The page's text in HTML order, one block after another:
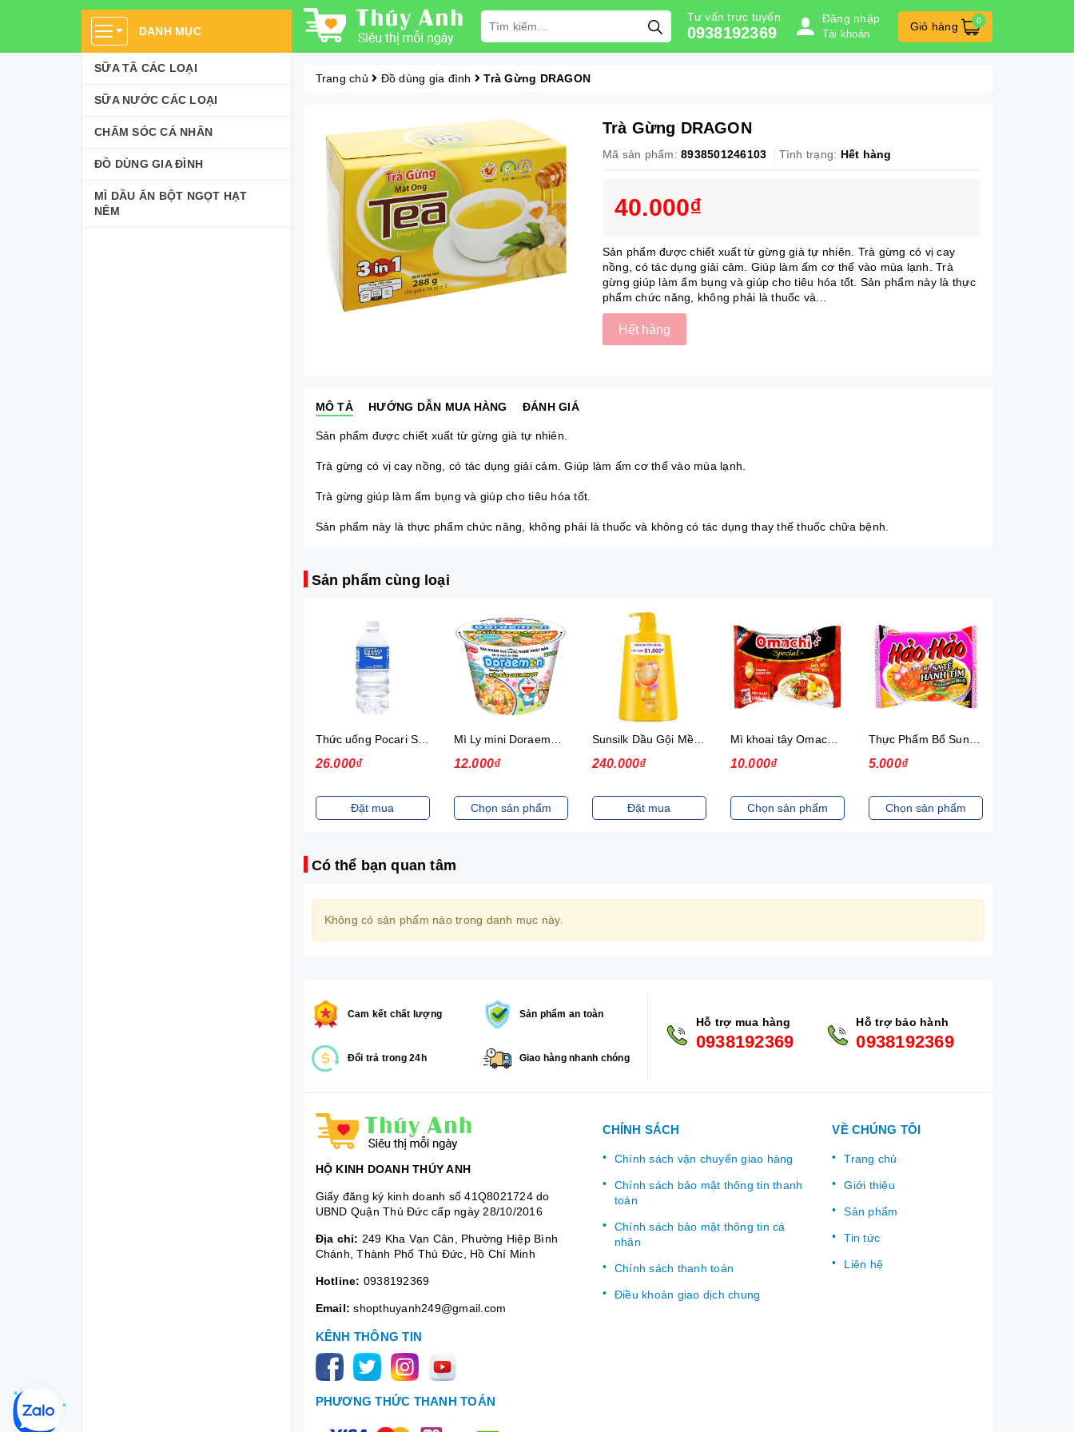
DANH MỤC
SỮA TÃ CÁC LOẠI
SỮA NƯỚC CÁC LOẠI
CHĂM SÓC CÁ NHÂN
ĐỒ DÙNG GIA ĐÌNH
MÌ DẦU ĂN BỘT NGỌT HẠT
NÊM
Tư vấn trực tuyến
0938192369
Đăng nhập
Tài khoản
Giỏ hàng 0
Trang chủ Đồ dùng gia đình Trà Gừng DRAGON
Trà Gừng DRAGON
Mã sản phẩm: 8938501246103 Tình trạng: Hết hàng
40.000₫
Sản phẩm được chiết xuất từ gừng già tự nhiên. Trà gừng có vị cay
nồng, có tác dụng giải cảm. Giúp làm ấm cơ thể vào mùa lạnh. Trà
gừng giúp làm ấm bụng và giúp cho tiêu hóa tốt. Sản phẩm này là thực
phẩm chức năng, không phải là thuốc và...
Hết hàng
MÔ TẢ HƯỚNG DẪN MUA HÀNG ĐÁNH GIÁ
Sản phẩm được chiết xuất từ gừng già tự nhiên.
Trà gừng có vị cay nồng, có tác dụng giải cảm. Giúp làm ấm cơ thể vào mùa lạnh.
Trà gừng giúp làm ấm bụng và giúp cho tiêu hóa tốt.
Sản phẩm này là thực phẩm chức năng, không phải là thuốc và không có tác dụng thay thế thuốc chữa bệnh.
Sản phẩm cùng loại
26.000₫
Đặt mua
12.000₫
Chọn sản phẩm
240.000₫
Đặt mua
Mì khoai tây Omachi Special bò hầm xốt vang gói 92g (có gói thịt thật)
10.000₫
Chọn sản phẩm
5.000₫
Chọn sản phẩm
Có thể bạn quan tâm
Không có sản phẩm nào trong danh mục này.
Cam kết chất lượng Sản phẩm an toàn
Đổi trả trong 24h Giao hàng nhanh chóng
Hỗ trợ mua hàng
0938192369
Hỗ trợ bảo hành
0938192369
HỘ KINH DOANH THÚY ANH
Giấy đăng ký kinh doanh số 41Q8021724 do
UBND Quận Thủ Đức cấp ngày 28/10/2016
Địa chỉ: 249 Kha Vạn Cân, Phường Hiệp Bình
Chánh, Thành Phố Thủ Đức, Hồ Chí Minh
Hotline: 0938192369
Email: shopthuyanh249@gmail.com
KÊNH THÔNG TIN
PHƯƠNG THỨC THANH TOÁN
CHÍNH SÁCH
Chính sách vận chuyển giao hàng
Chính sách bảo mật thông tin thanh
toán
Chính sách bảo mật thông tin cá
nhân
Chính sách thanh toán
Điều khoản giao dịch chung
VỀ CHÚNG TÔI
Trang chủ
Giới thiệu
Sản phẩm
Tin tức
Liên hệ